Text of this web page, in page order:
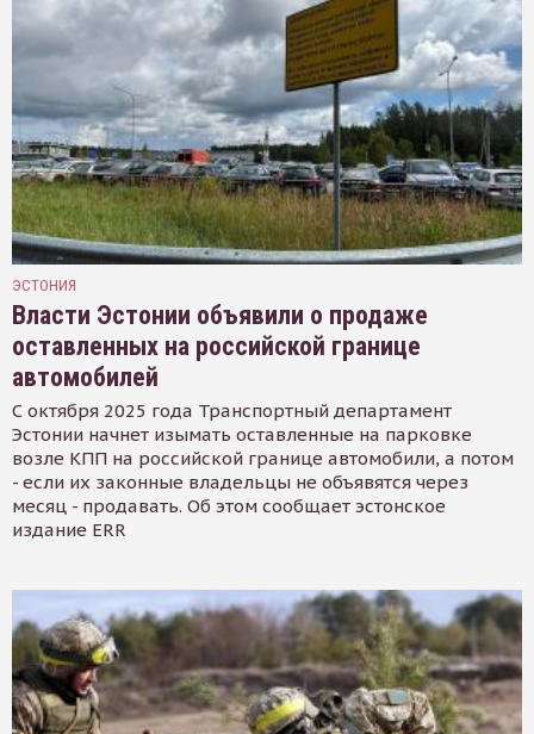
ЭСТОНИЯ
Власти Эстонии объявили о продаже
оставленных на российской границе
автомобилей
С октября 2025 года Транспортный департамент
Эстонии начнет изымать оставленные на парковке
возле КПП на российской границе автомобили, а потом
- если их законные владельцы не объявятся через
месяц - продавать. Об этом сообщает эстонское
издание ERR